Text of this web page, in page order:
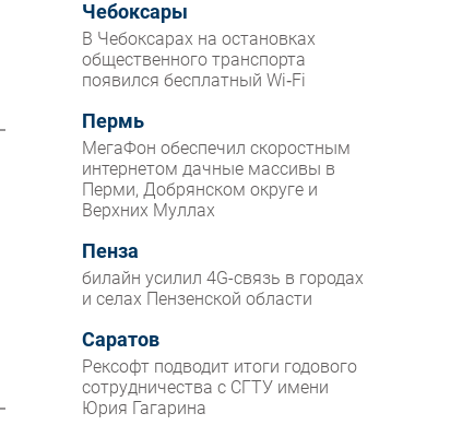
Чебоксары
В Чебоксарах на остановках
общественного транспорта
появился бесплатный Wi‑Fi
Пермь
МегаФон обеспечил скоростным
интернетом дачные массивы в
Перми, Добрянском округе и
Верхних Муллах
Пенза
билайн усилил 4G-связь в городах
и селах Пензенской области
Саратов
Рексофт подводит итоги годового
сотрудничества с СГТУ имени
Юрия Гагарина